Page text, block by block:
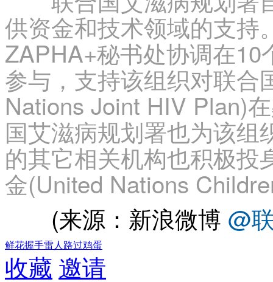
供资金和技术领域的支持
ZAPHA+秘书处协调在
参与，支持该组织对联合
Nations Joint HIV Plan)
国艾滋病规划署也为该
的其它相关机构也积极投
金(United Nations
(来源：新浪微博 @
鲜花握手雷人 路过鸡蛋
收藏 邀请